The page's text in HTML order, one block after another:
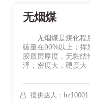
无烟煤
无烟煤是煤化程度
碳量在90%以上；挥
胶质层厚度，无黏结
泽，密度大，硬度大
提供达人：hz10001